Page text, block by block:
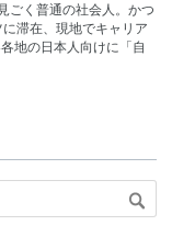
ごく普通の社会人。かつ
滞在、現地でキャリア
地の日本人向けに「自